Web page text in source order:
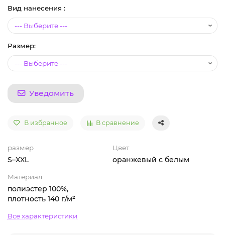
Вид нанесения :
Размер:
Уведомить
В избранное В сравнение
размер
S–XXL
Цвет
оранжевый с белым
Материал
полиэстер 100%,
плотность 140 г/м²
Все характеристики